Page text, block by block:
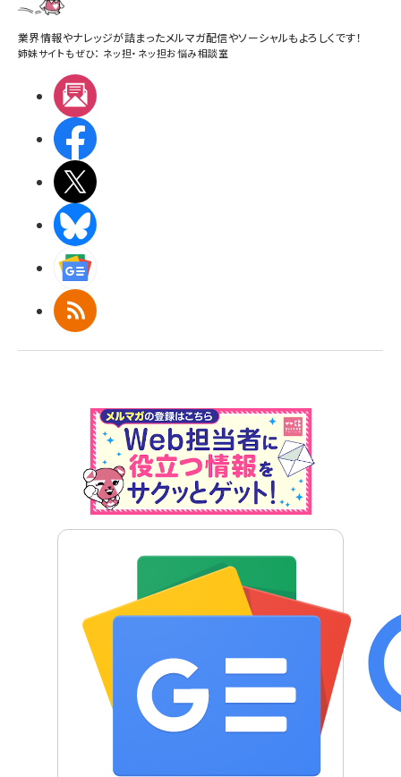
業界情報やナレッジが詰まったメルマガ配信やソーシャルもよろしくです！
姉妹サイトもぜひ： ネッ担・ ネッ担お悩み相談室
RSS